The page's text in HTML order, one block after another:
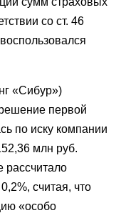
со ст. 46
«Сибур»)
первой
по иску компании
млн руб.
рассчитало
считая, что
«особо